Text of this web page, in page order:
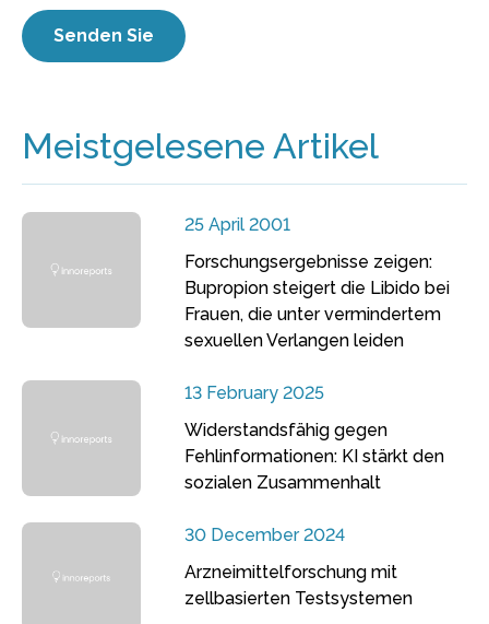
Meistgelesene Artikel
25 April 2001
Forschungsergebnisse zeigen:
Bupropion steigert die Libido bei
Frauen, die unter vermindertem
sexuellen Verlangen leiden
13 February 2025
Widerstandsfähig gegen
Fehlinformationen: KI stärkt den
sozialen Zusammenhalt
30 December 2024
Arzneimittelforschung mit
zellbasierten Testsystemen